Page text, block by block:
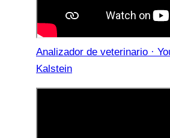
Analizador de veterinario ·
Kalstein